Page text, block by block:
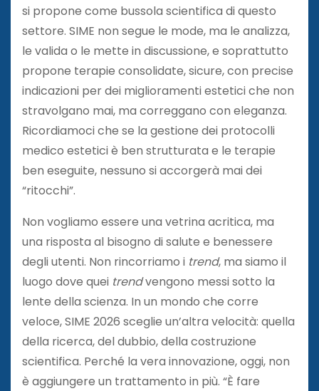
si propone come bussola scientifica di questo
settore. SIME non segue le mode, ma le analizza,
le valida o le mette in discussione, e soprattutto
propone terapie consolidate, sicure, con precise
indicazioni per dei miglioramenti estetici che non
stravolgano mai, ma correggano con eleganza.
Ricordiamoci che se la gestione dei protocolli
medico estetici è ben strutturata e le terapie
ben eseguite, nessuno si accorgerà mai dei
“ritocchi”.
Non vogliamo essere una vetrina acritica, ma
una risposta al bisogno di salute e benessere
degli utenti. Non rincorriamo i trend, ma siamo il
luogo dove quei trendvengono messi sotto la
lente della scienza. In un mondo che corre
veloce, SIME 2026 sceglie un’altra velocità: quella
della ricerca, del dubbio, della costruzione
scientifica. Perché la vera innovazione, oggi, non
è aggiungere un trattamento in più. “È fare